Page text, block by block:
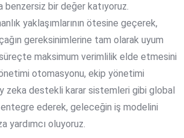
benzersiz bir değer katıyoruz.
yaklaşımlarının ötesine geçerek,
gereksinimlerine tam olarak uyum
süreçte maksimum verimlilik elde etmesini
otomasyonu, ekip yönetimi
zeka destekli karar sistemleri gibi global
ederek, geleceğin iş modelini
yardımcı oluyoruz.